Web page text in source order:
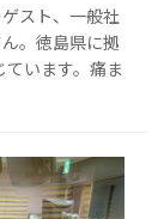
スト、一般社
。徳島県に拠
います。痛ま